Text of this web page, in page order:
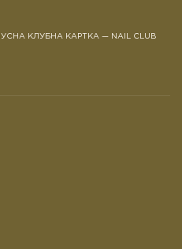
КЛУБНА КАРТКА — NAIL CLUB